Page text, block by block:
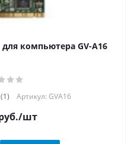
для компьютера GV-А16
Артикул: GVА16
/шт